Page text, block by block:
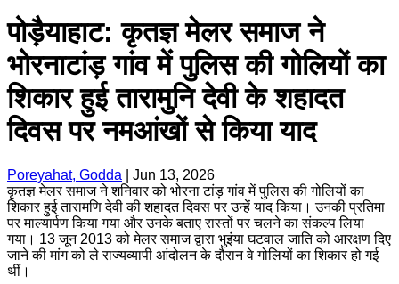
पोड़ैयाहाट: कृतज्ञ मेलर समाज ने
भोरनाटांड़ गांव में पुलिस की गोलियों का
शिकार हुई तारामुनि देवी के शहादत
दिवस पर नमआंखों से किया याद
Poreyahat, Godda
Jun 13, 2026
कृतज्ञ मेलर समाज ने शनिवार को भोरना टांड़ गांव में पुलिस की गोलियों का
शिकार हुई तारामणि देवी की शहादत दिवस पर उन्हें याद किया। उनकी प्रतिमा
पर माल्यार्पण किया गया और उनके बताए रास्तों पर चलने का संकल्प लिया
गया। 13 जून 2013 को मेलर समाज द्वारा भुइंया घटवाल जाति को आरक्षण दिए
जाने की मांग को ले राज्यव्यापी आंदोलन के दौरान वे गोलियों का शिकार हो गई
थीं।